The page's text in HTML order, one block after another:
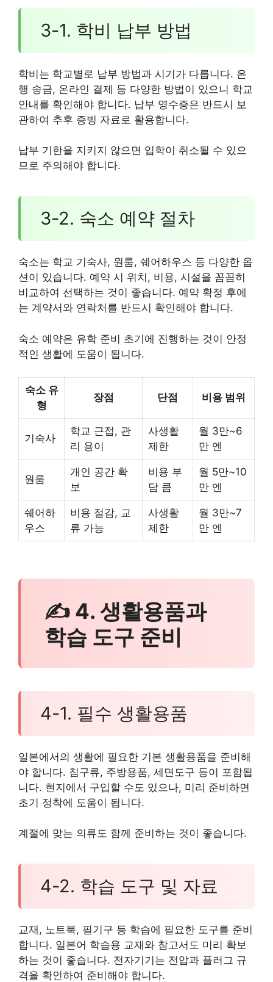
3-1. 학비 납부 방법
학비는 학교별로 납부 방법과 시기가 다릅니다. 은
행 송금, 온라인 결제 등 다양한 방법이 있으니 학교
안내를 확인해야 합니다. 납부 영수증은 반드시 보
관하여 추후 증빙 자료로 활용합니다.
납부 기한을 지키지 않으면 입학이 취소될 수 있으
므로 주의해야 합니다.
3-2. 숙소 예약 절차
숙소는 학교 기숙사, 원룸, 쉐어하우스 등 다양한 옵
션이 있습니다. 예약 시 위치, 비용, 시설을 꼼꼼히
비교하여 선택하는 것이 좋습니다. 예약 확정 후에
는 계약서와 연락처를 반드시 확인해야 합니다.
숙소 예약은 유학 준비 초기에 진행하는 것이 안정
적인 생활에 도움이 됩니다.
숙소 유
형
장점 단점 비용 범위
기숙사
학교 근접, 관
리 용이
사생활
제한
월 3만~6
만 엔
원룸
개인 공간 확
보
비용 부
담 큼
월 5만~10
만 엔
쉐어하
우스
비용 절감, 교
류 가능
사생활
제한
월 3만~7
만 엔
✍ 4. 생활용품과
학습 도구 준비
4-1. 필수 생활용품
일본에서의 생활에 필요한 기본 생활용품을 준비해
야 합니다. 침구류, 주방용품, 세면도구 등이 포함됩
니다. 현지에서 구입할 수도 있으나, 미리 준비하면
초기 정착에 도움이 됩니다.
계절에 맞는 의류도 함께 준비하는 것이 좋습니다.
4-2. 학습 도구 및 자료
교재, 노트북, 필기구 등 학습에 필요한 도구를 준비
합니다. 일본어 학습용 교재와 참고서도 미리 확보
하는 것이 좋습니다. 전자기기는 전압과 플러그 규
격을 확인하여 준비해야 합니다.